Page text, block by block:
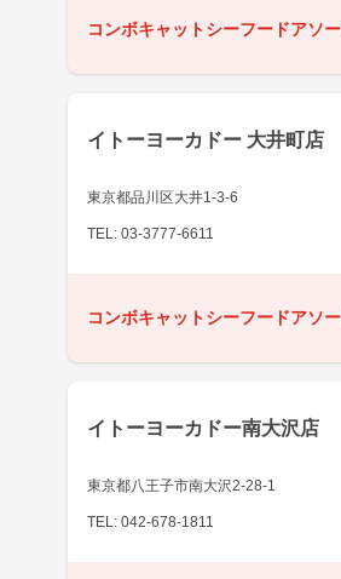
コンボキャットシーフードアソ
イトーヨーカドー 大井町店
東京都品川区大井1-3-6
TEL: 03-3777-6611
コンボキャットシーフードアソ
イトーヨーカドー南大沢店
東京都八王子市南大沢2-28-1
TEL: 042-678-1811